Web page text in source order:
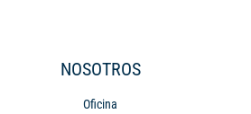
NOSOTROS
Oficina